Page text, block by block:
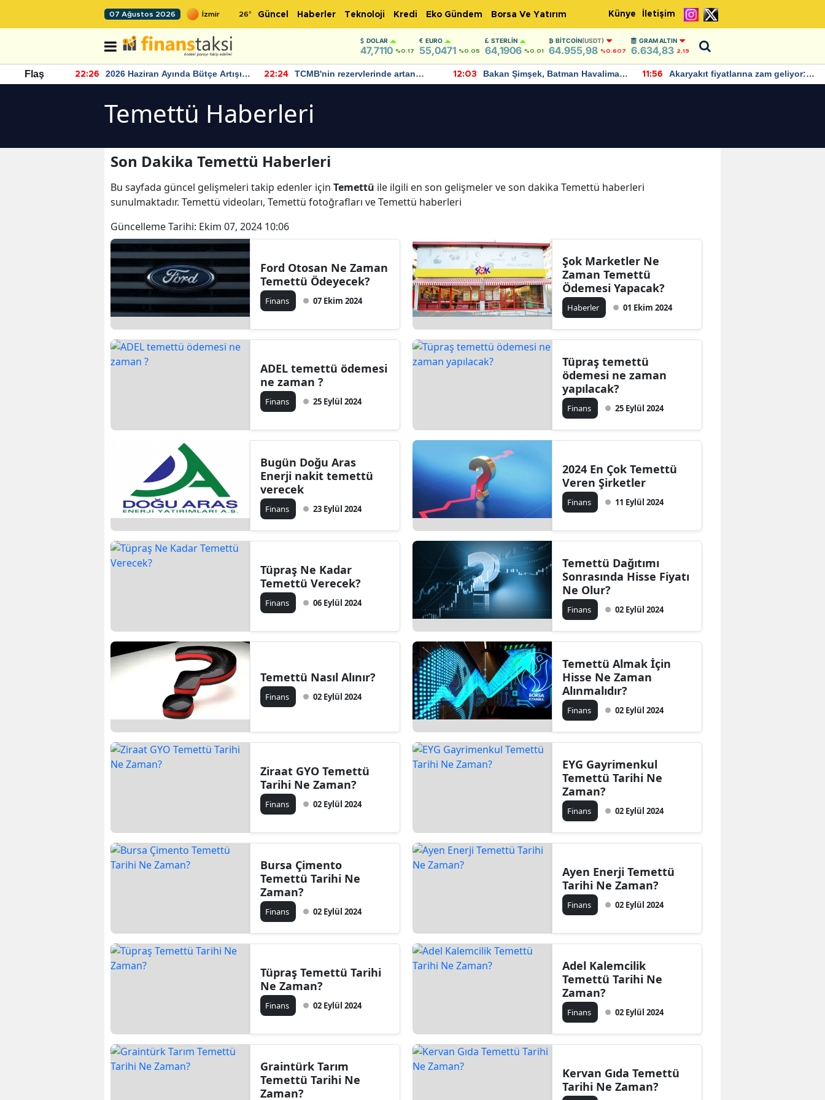
07 Ağustos 2026 26° Güncel Haberler Teknoloji Kredi Eko Gündem Borsa Ve Yatırım Künye İletişim
DOLAR
47,7110 %0.17
EURO
55,0471 %0.05
STERLIN
64,1906 %0.01
BITCOIN(USDT)
64.955,98 %0.607
GRAM ALTIN
6.634,83 2,19
Flaş 22:26
2026 Haziran Ayında Bütçe Artışı
Yaşandı
22:24
TCMB'nin rezervlerinde artan
momentum devam ediyor
12:03
Bakan Şimşek, Batman Havalimanı
için umut verici açıklamalarda
11:56
Akaryakıt fiyatlarına zam geliyor:
Yeni tarih açıklandı
Temettü Haberleri
Son Dakika Temettü Haberleri
Bu sayfada güncel gelişmeleri takip edenler için Temettü ile ilgili en son gelişmeler ve son dakika Temettü haberleri
sunulmaktadır. Temettü videoları, Temettü fotoğrafları ve Temettü haberleri
Güncelleme Tarihi: Ekim 07, 2024 10:06
Ford Otosan Ne Zaman
Temettü Ödeyecek?
Finans 07 Ekim 2024
Şok Marketler Ne
Zaman Temettü
Ödemesi Yapacak?
Haberler 01 Ekim 2024
ADEL temettü ödemesi
ne zaman ?
Finans 25 Eylül 2024
Tüpraş temettü
ödemesi ne zaman
yapılacak?
Finans 25 Eylül 2024
Bugün Doğu Aras
Enerji nakit temettü
verecek
Finans 23 Eylül 2024
2024 En Çok Temettü
Veren Şirketler
Finans 11 Eylül 2024
Tüpraş Ne Kadar
Temettü Verecek?
Finans 06 Eylül 2024
Temettü Dağıtımı
Sonrasında Hisse Fiyatı
Ne Olur?
Finans 02 Eylül 2024
Temettü Nasıl Alınır?
Finans 02 Eylül 2024
Temettü Almak İçin
Hisse Ne Zaman
Alınmalıdır?
Finans 02 Eylül 2024
Ziraat GYO Temettü
Tarihi Ne Zaman?
Finans 02 Eylül 2024
EYG Gayrimenkul
Temettü Tarihi Ne
Zaman?
Finans 02 Eylül 2024
Bursa Çimento
Temettü Tarihi Ne
Zaman?
Finans 02 Eylül 2024
Ayen Enerji Temettü
Tarihi Ne Zaman?
Finans 02 Eylül 2024
Tüpraş Temettü Tarihi
Ne Zaman?
Finans 02 Eylül 2024
Adel Kalemcilik
Temettü Tarihi Ne
Zaman?
Finans 02 Eylül 2024
Graintürk Tarım
Temettü Tarihi Ne
Zaman?
Kervan Gıda Temettü
Tarihi Ne Zaman?